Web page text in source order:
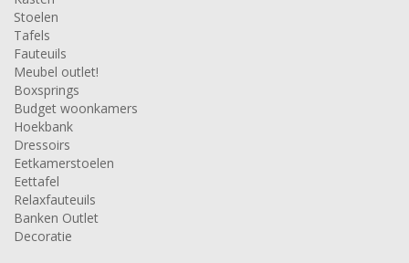
Stoelen
Tafels
Fauteuils
Meubel outlet!
Boxsprings
Budget woonkamers
Hoekbank
Dressoirs
Eetkamerstoelen
Eettafel
Relaxfauteuils
Banken Outlet
Decoratie